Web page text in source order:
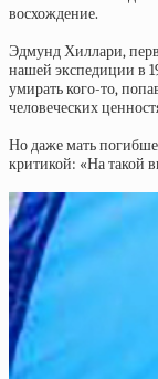
восхождение.
Эдмунд Хиллари,
нашей экспедиции в
умирать кого-то,
человеческих
Но даже мать
критикой: «На такой